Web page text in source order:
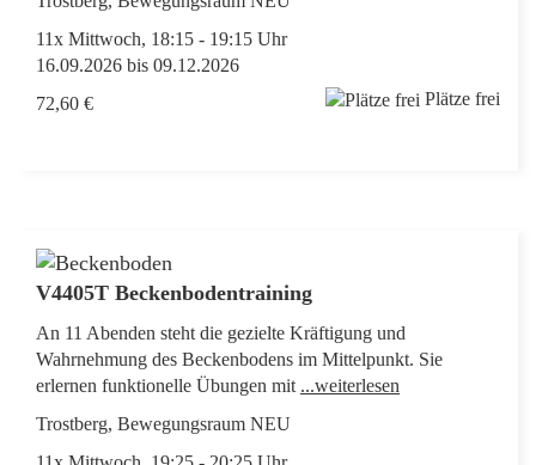
11x Mittwoch, 18:15 - 19:15 Uhr
16.09.2026 bis 09.12.2026
72,60 €
Plätze frei
V4405T Beckenbodentraining
An 11 Abenden steht die gezielte Kräftigung und
Wahrnehmung des Beckenbodens im Mittelpunkt. Sie
erlernen funktionelle Übungen mit ...weiterlesen
Trostberg, Bewegungsraum NEU